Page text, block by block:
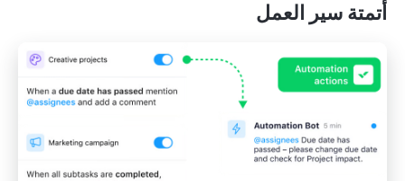
أتمتة سير العمل